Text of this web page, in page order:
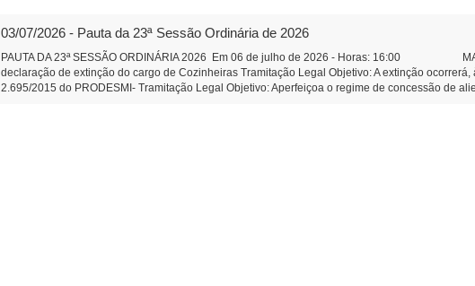
Termo de Fomento com o CTG R$ 130.000,00 - Aguarda 2ª votação Objetivo: Apoio as
585 Fica denominado “Parque Ambiental do Leão” o Parque Municipal I- Aguarda 2ª votação
margens dos Rios Pinto, Leão e Passo Cuê na Comunidade São Vicente.
Leite Presidente Auxiliar de Administração
03/07/2026 - Pauta da 23ª Sessão Ordinária de 2026
PAUTA DA 23ª SESSÃO ORDINÁRIA 2026 Em 06 de julho de 2026 - Horas: 16:00
declaração de extinção do cargo de Cozinheiras Tramitação Legal Objetivo: A extinção
2.695/2015 do PRODESMI- Tramitação Legal Objetivo: Aperfeiçoa o regime de concessão de